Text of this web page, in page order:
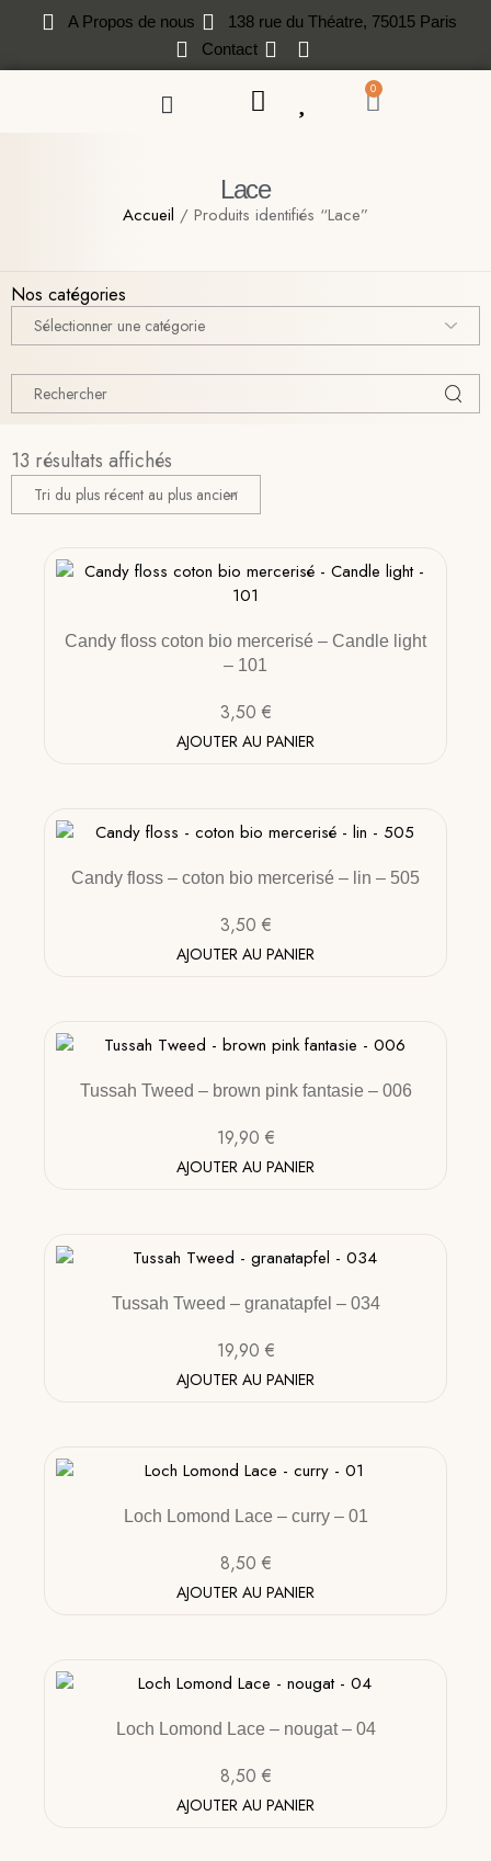
A Propos de nous
138 rue du Théatre, 75015 Paris
Contact
0
Lace
Accueil / Produits identifiés “Lace”
Nos catégories
13 résultats affichés
Candy floss coton bio mercerisé – Candle light
– 101
3,50 €
AJOUTER AU PANIER
Candy floss – coton bio mercerisé – lin – 505
3,50 €
AJOUTER AU PANIER
Tussah Tweed – brown pink fantasie – 006
19,90 €
AJOUTER AU PANIER
Tussah Tweed – granatapfel – 034
19,90 €
AJOUTER AU PANIER
Loch Lomond Lace – curry – 01
8,50 €
AJOUTER AU PANIER
Loch Lomond Lace – nougat – 04
8,50 €
AJOUTER AU PANIER